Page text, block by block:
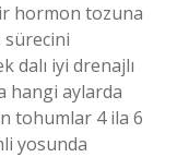
hormon tozuna
sürecini
dalı iyi drenajlı
hangi aylarda
tohumlar 4 ila 6
yosunda